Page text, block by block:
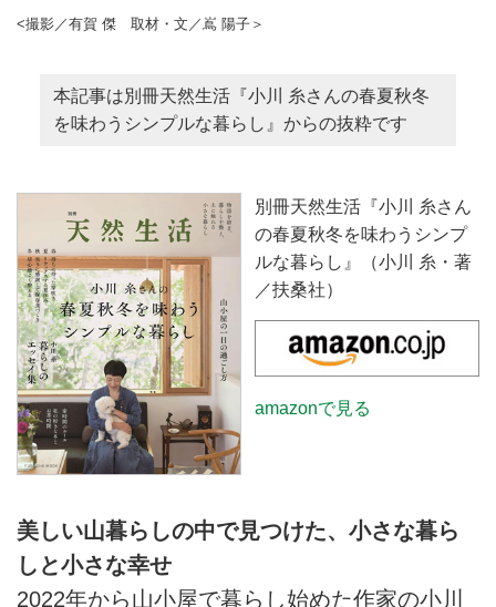
<撮影／有賀 傑 取材・文／嶌 陽子＞
本記事は別冊天然生活『小川 糸さんの春夏秋冬
を味わうシンプルな暮らし』からの抜粋です
別冊天然生活『小川 糸さん
の春夏秋冬を味わうシンプ
ルな暮らし』（小川 糸・著
／扶桑社）
amazonで見る
美しい山暮らしの中で見つけた、小さな暮ら
しと小さな幸せ
2022年から山小屋で暮らし始めた作家の小川